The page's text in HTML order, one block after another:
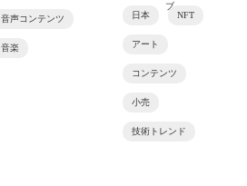
音声コンテンツ
音楽
ブ
日本
NFT
アート
コンテンツ
小売
技術トレンド